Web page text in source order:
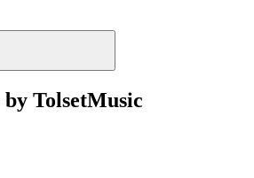
TolsetMusic